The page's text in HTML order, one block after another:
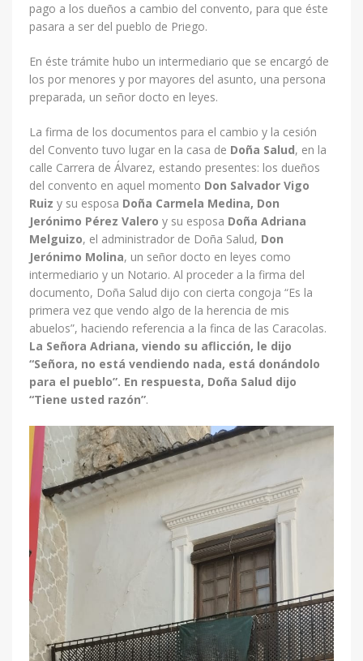
pago a los dueños a cambio del convento, para que éste
pasara a ser del pueblo de Priego.
En éste trámite hubo un intermediario que se encargó de
los por menores y por mayores del asunto, una persona
preparada, un señor docto en leyes.
La firma de los documentos para el cambio y la cesión
del Convento tuvo lugar en la casa de Doña Salud, en la
calle Carrera de Álvarez, estando presentes: los dueños
del convento en aquel momento Don Salvador Vigo
Ruiz y su esposa Doña Carmela Medina, Don
Jerónimo Pérez Valero y su esposa Doña Adriana
Melguizo, el administrador de Doña Salud, Don
Jerónimo Molina, un señor docto en leyes como
intermediario y un Notario. Al proceder a la firma del
documento, Doña Salud dijo con cierta congoja “Es la
primera vez que vendo algo de la herencia de mis
abuelos”, haciendo referencia a la finca de las Caracolas.
La Señora Adriana, viendo su aflicción, le dijo
“Señora, no está vendiendo nada, está donándolo
para el pueblo”. En respuesta, Doña Salud dijo
“Tiene usted razón”.